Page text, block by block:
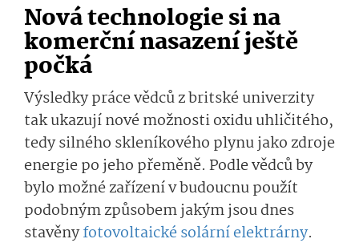
Nová technologie si na
komerční nasazení ještě
počká
Výsledky práce vědců z britské univerzity
tak ukazují nové možnosti oxidu uhličitého,
tedy silného skleníkového plynu jako zdroje
energie po jeho přeměně. Podle vědců by
bylo možné zařízení v budoucnu použít
podobným způsobem jakým jsou dnes
stavěnyfotovoltaické solární elektrárny.